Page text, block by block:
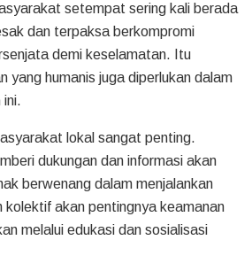
setempat sering kali berada
dan terpaksa berkompromi
demi keselamatan. Itu
yang humanis juga diperlukan dalam
ini.
lokal sangat penting.
dukungan dan informasi akan
berwenang dalam menjalankan
kolektif akan pentingnya keamanan
melalui edukasi dan sosialisasi